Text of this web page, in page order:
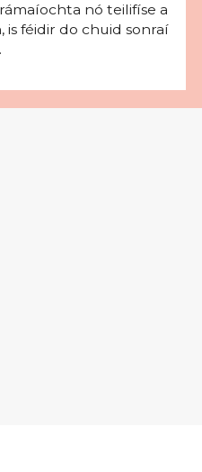
nó teilifíse a
is féidir do chuid sonraí
.